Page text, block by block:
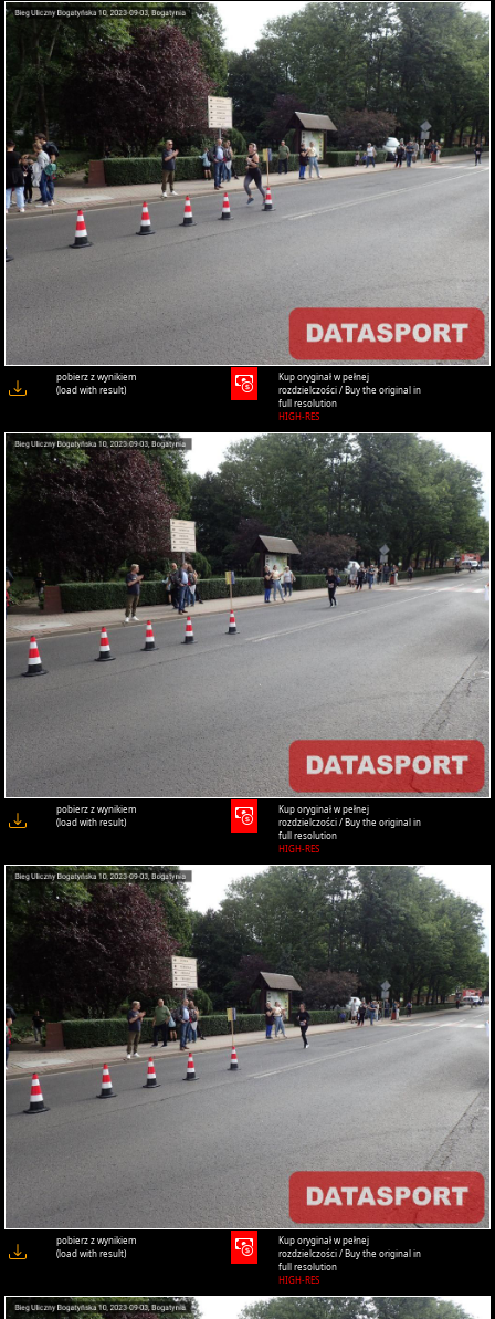
pobierz z wynikiem
(load with result)
Kup oryginał w pełnej
rozdzielczości / Buy the original in
full resolution
HIGH-RES
pobierz z wynikiem
(load with result)
Kup oryginał w pełnej
rozdzielczości / Buy the original in
full resolution
HIGH-RES
pobierz z wynikiem
(load with result)
Kup oryginał w pełnej
rozdzielczości / Buy the original in
full resolution
HIGH-RES